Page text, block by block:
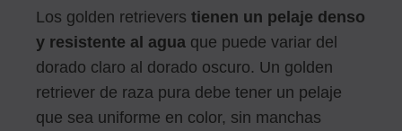
Los golden retrievers tienen un pelaje denso
y resistente al agua que puede variar del
dorado claro al dorado oscuro. Un golden
retriever de raza pura debe tener un pelaje
que sea uniforme en color, sin manchas